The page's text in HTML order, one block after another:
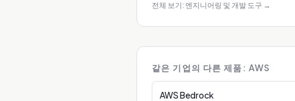
전체 보기: 엔지니어링 및 개발 도구 →
같은 기업의 다른 제품: AWS
AWS Bedrock